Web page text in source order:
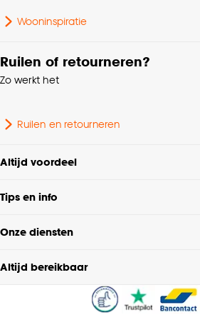
Wooninspiratie
Ruilen of retourneren?
Zo werkt het
Ruilen en retourneren
Altijd voordeel
Tips en info
Onze diensten
Altijd bereikbaar